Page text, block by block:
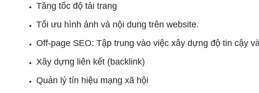
Tăng tốc độ tải trang
Tối ưu hình ảnh và nội dung trên website.
Off-page SEO: Tập trung vào việc xây dựng độ tin cậy
Xây dựng liên kết (backlink)
Quản lý tín hiệu mạng xã hội